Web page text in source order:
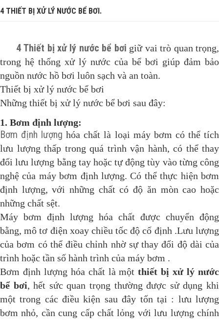
4 THIẾT BỊ XỬ LÝ NƯỚC BỂ BƠI.
4 Thiết bị xử lý nước bể bơi giữ vai trò quan trọng,
trong hệ thống xử lý nước của bể bơi giúp đảm bảo
nguồn nước hồ bơi luôn sạch và an toàn.
Thiết bị xử lý nước bể bơi
Những thiết bị xử lý nước bể bơi sau đây:
1. Bơm định lượng:
Bơm định lượng hóa chất là loại máy bơm có thể tích
lưu lượng thấp trong quá trình vận hành, có thể thay
đổi lưu lượng bằng tay hoặc tự động tùy vào từng công
nghệ của máy bơm định lượng. Có thể thực hiện bơm
định lượng, với những chất có độ ăn mòn cao hoặc
những chất sệt.
Máy bơm định lượng hóa chất được chuyển động
bằng, mô tơ điện xoay chiều tốc độ cố định .Lưu lượng
của bơm có thể điều chỉnh nhờ sự thay đổi độ dài của
trình hoặc tần số hành trình của máy bơm .
Bơm định lượng hóa chất là mộtthiết bị xử lý nước
bể bơi, hết sức quan trọng thường được sử dụng khi
một trong các điều kiện sau đây tốn tại : lưu lượng
bơm nhỏ, cần cung cấp chất lỏng với lưu lượng chính